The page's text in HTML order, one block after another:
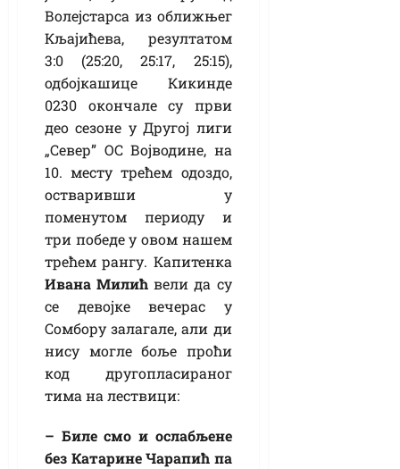
Волејстарса из оближњег
Кљајићева, резултатом
3:0 (25:20, 25:17, 25:15),
одбојкашице Кикинде
0230 окончале су први
део сезоне у Другој лиги
„Север” ОС Војводине, на
10. месту трећем одоздо,
остваривши у
поменутом периоду и
три победе у овом нашем
трећем рангу. Капитенка
Ивана Милић вели да су
се девојке вечерас у
Сомбору залагале, али ди
нису могле боље проћи
код другопласираног
тима на лествици:
– Биле смо и ослабљене
без Катарине Чарапић па